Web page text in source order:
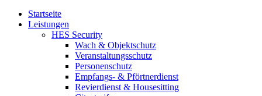
Startseite
Leistungen
HES Security
Wach & Objektschutz
Veranstaltungsschutz
Personenschutz
Empfangs- & Pförtnerdienst
Revierdienst & Housesitting